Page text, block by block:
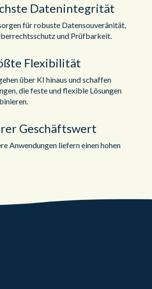
Datenintegrität
für robuste Datensouveränität,
und Prüfbarkeit.
Flexibilität
über KI hinaus und schaffen
die feste und flexible Lösungen
Geschäftswert
Anwendungen liefern einen hohen